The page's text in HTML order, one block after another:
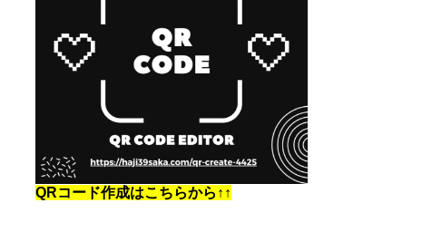
QRコード作成はこちらから↑↑